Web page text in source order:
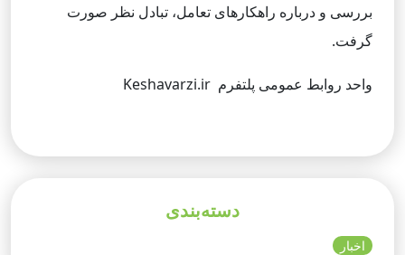
بررسی و درباره راهکارهای تعامل، تبادل نظر صورت
گرفت.
واحد روابط عمومی پلتفرم Keshavarzi.ir
دسته‌بندی
اخبار